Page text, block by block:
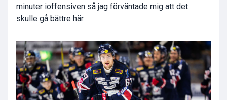
minuter ioffensiven så jag förväntade mig att det
skulle gå bättre här.